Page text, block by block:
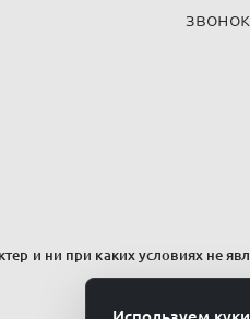
и ни при каких условиях не